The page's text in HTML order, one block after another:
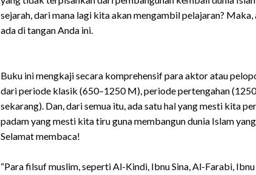
sejarah, dari mana lagi kita akan mengambil pelajaran?
ada di tangan Anda ini.
Buku ini mengkaji secara komprehensif para aktor atau
dari periode klasik (650–1250 M), periode pertengahan
sekarang). Dan, dari semua itu, ada satu hal yang mesti kita
padam yang mesti kita tiru guna membangun dunia Islam
Selamat membaca!
“Para filsuf muslim, seperti Al-Kindi, Ibnu Sina, Al-Farabi,